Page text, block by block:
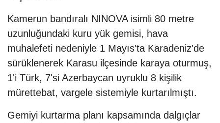
Kamerun bandıralı NINOVA isimli 80 metre
uzunluğundaki kuru yük gemisi, hava
muhalefeti nedeniyle 1 Mayıs'ta Karadeniz'de
sürüklenerek Karasu ilçesinde karaya oturmuş,
1'i Türk, 7'si Azerbaycan uyruklu 8 kişilik
mürettebat, vargele sistemiyle kurtarılmıştı.
Gemiyi kurtarma planı kapsamında dalgıçlar